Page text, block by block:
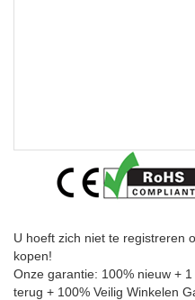
U hoeft zich niet te registreren
kopen!
Onze garantie: 100% nieuw +
terug + 100% Veilig Winkelen